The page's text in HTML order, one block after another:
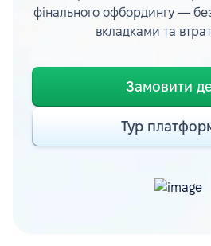
фінального офбордингу —
вкладками та
Замовити
Тур